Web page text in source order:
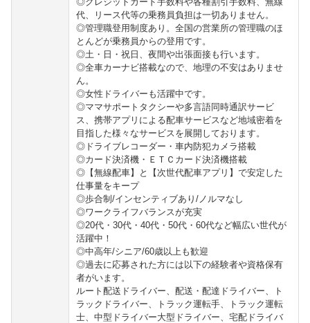
代、リース代等の乗務員負担は一切ありません。
◎管理職登用制度あり。全国の営業所の管理職のほ
とんどが乗務員からの登用です。
◎土・日・祝日、夜間や出張面接も行います。
◎全車カーナビ搭載なので、地理の不安はありませ
ん。
◎女性ドライバーも活躍中です。
◎ママサポートタクシーや多言語同時通訳サービ
ス、携帯アプリによる配車サービスなど地域密着を
目指した様々なサービスを展開しております。
◎ドライブレコーダー・車内防犯カメラ搭載
◎カード決済機・ＥＴＣカード決済機搭載
◎【無線配車】と【次世代配車アプリ】で安定した
仕事量をキープ
◎歩合制/インセンティブあり/ノルマなし
◎ワークライフバランスが充実
◎20代・30代・40代・50代・60代など幅広い世代が
活躍中！
◎中高年/シニア/60歳以上も歓迎
◎過去に応募された方には以下の経験者や資格保有
者がいます。
ルート配送ドライバー、配送・配達ドライバー、ト
ラックドライバー、トラック運転手、トラック運転
士、中型ドライバー大型ドライバー、宅配ドライバ